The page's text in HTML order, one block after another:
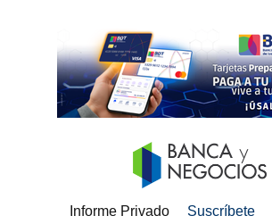
Informe Privado Suscríbete